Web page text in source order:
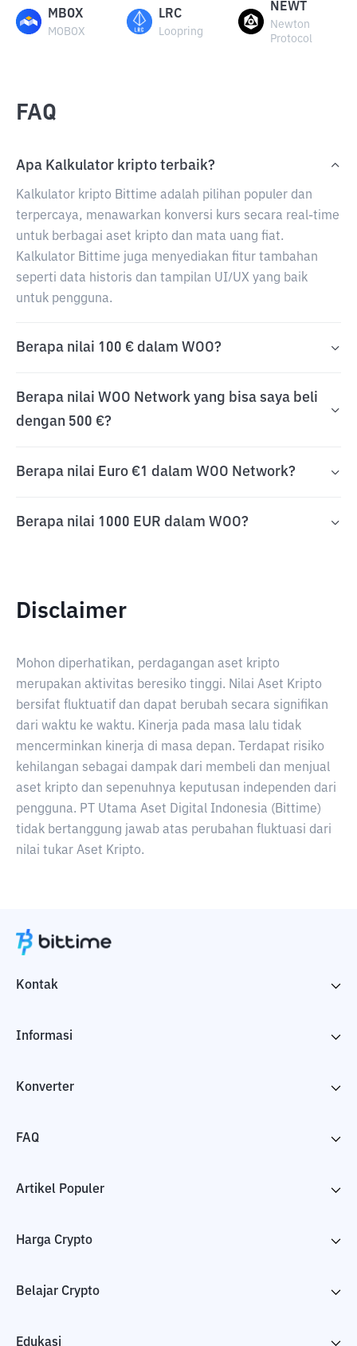
MBOX
MOBOX
LRC
Loopring
NEWT
Newton
Protocol
FAQ
Apa Kalkulator kripto terbaik?
Kalkulator kripto Bittime adalah pilihan populer dan
terpercaya, menawarkan konversi kurs secara real-time
untuk berbagai aset kripto dan mata uang fiat.
Kalkulator Bittime juga menyediakan fitur tambahan
seperti data historis dan tampilan UI/UX yang baik
untuk pengguna.
Berapa nilai 100 € dalam WOO?
Berapa nilai WOO Network yang bisa saya beli
dengan 500 €?
Berapa nilai Euro €1 dalam WOO Network?
Berapa nilai 1000 EUR dalam WOO?
Disclaimer
Mohon diperhatikan, perdagangan aset kripto
merupakan aktivitas beresiko tinggi. Nilai Aset Kripto
bersifat fluktuatif dan dapat berubah secara signifikan
dari waktu ke waktu. Kinerja pada masa lalu tidak
mencerminkan kinerja di masa depan. Terdapat risiko
kehilangan sebagai dampak dari membeli dan menjual
aset kripto dan sepenuhnya keputusan independen dari
pengguna. PT Utama Aset Digital Indonesia (Bittime)
tidak bertanggung jawab atas perubahan fluktuasi dari
nilai tukar Aset Kripto.
Kontak
Informasi
Konverter
FAQ
Artikel Populer
Harga Crypto
Belajar Crypto
Edukasi